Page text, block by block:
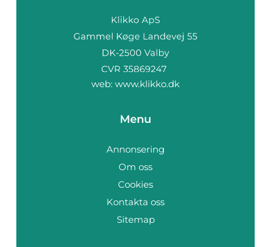
web: www.klikko.dk
Menu
Annonsering
Om oss
Cookies
Kontakta oss
Sitemap